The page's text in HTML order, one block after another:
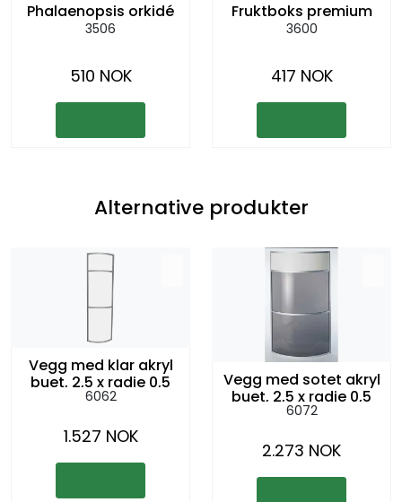
Phalaenopsis orkidé
3506
510 NOK
Fruktboks premium
3600
417 NOK
Alternative produkter
Vegg med klar akryl
buet, 2,5 x radie 0,5
meter
6062
1.527 NOK
Vegg med sotet akryl
buet, 2,5 x radie 0,5
meter
6072
2.273 NOK